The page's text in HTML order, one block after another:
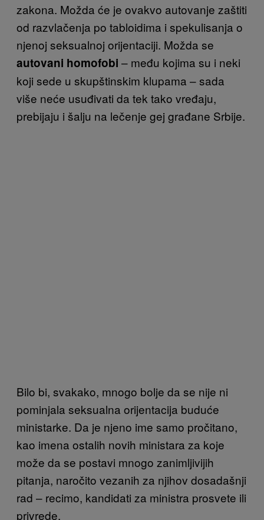
zakona. Možda će je ovakvo autovanje zaštiti
od razvlačenja po tabloidima i spekulisanja o
njenoj seksualnoj orijentaciji. Možda se
autovani homofobi – među kojima su i neki
koji sede u skupštinskim klupama – sada
više neće usuđivati da tek tako vređaju,
prebijaju i šalju na lečenje gej građane Srbije.
Bilo bi, svakako, mnogo bolje da se nije ni
pominjala seksualna orijentacija buduće
ministarke. Da je njeno ime samo pročitano,
kao imena ostalih novih ministara za koje
može da se postavi mnogo zanimljivijih
pitanja, naročito vezanih za njihov dosadašnji
rad – recimo, kandidati za ministra prosvete ili
privrede.